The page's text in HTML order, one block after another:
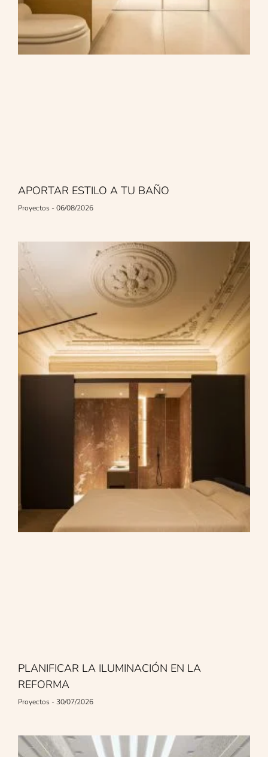
APORTAR ESTILO A TU BAÑO
Proyectos 06/08/2026
PLANIFICAR LA ILUMINACIÓN EN LA
REFORMA
Proyectos 30/07/2026